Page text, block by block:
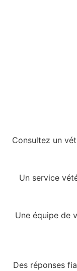
Consultez un
Un service
Une équipe de
Des réponses